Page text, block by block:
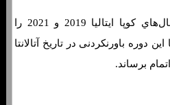
تیم جیان پیرو گاسپرینی فینال‌هاي‌ کوپا ایتالیا 2019 و 2021 را
دوره باورنکردنی در تاریخ آتالانتا
برساند.